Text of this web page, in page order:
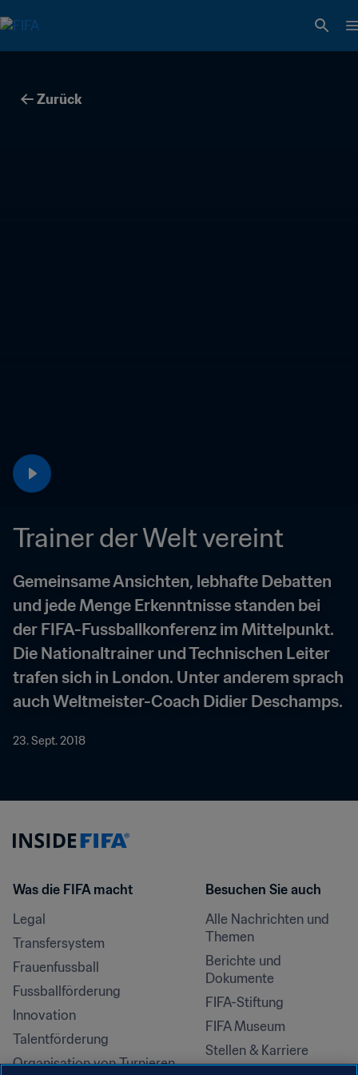
Zurück
Trainer der Welt vereint
Gemeinsame Ansichten, lebhafte Debatten
und jede Menge Erkenntnisse standen bei
der FIFA-Fussballkonferenz im Mittelpunkt.
Die Nationaltrainer und Technischen Leiter
trafen sich in London. Unter anderem sprach
auch Weltmeister-Coach Didier Deschamps.
23. Sept. 2018
Was die FIFA macht
Legal
Transfersystem
Frauenfussball
Fussballförderung
Innovation
Talentförderung
Organisation von Turnieren
Besuchen Sie auch
Alle Nachrichten und
Themen
Berichte und
Dokumente
FIFA-Stiftung
FIFA Museum
Stellen & Karriere